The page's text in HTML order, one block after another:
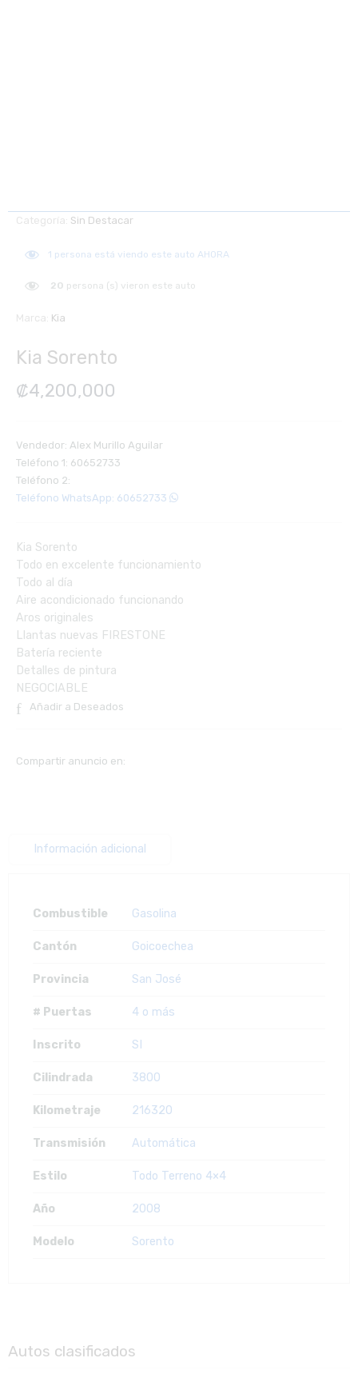
Categoría: Sin Destacar
1 persona está viendo este auto AHORA
20 persona (s) vieron este auto
Marca: Kia
Kia Sorento
₡4,200,000
Vendedor: Alex Murillo Aguilar
Teléfono 1: 60652733
Teléfono 2:
Teléfono WhatsApp: 60652733
Kia Sorento
Todo en excelente funcionamiento
Todo al día
Aire acondicionado funcionando
Aros originales
Llantas nuevas FIRESTONE
Batería reciente
Detalles de pintura
NEGOCIABLE
Añadir a Deseados
Compartir anuncio en:
Información adicional
Combustible Gasolina
Cantón Goicoechea
Provincia San José
# Puertas 4 o más
Inscrito SI
Cilindrada 3800
Kilometraje 216320
Transmisión Automática
Estilo Todo Terreno 4×4
Año 2008
Modelo Sorento
Autos clasificados